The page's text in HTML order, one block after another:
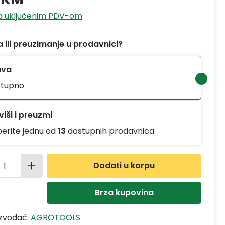
uključenim PDV-om
ili preuzimanje u prodavnici?
i preuzmi
jednu od13 dostupnih prodavnica
proizvoda: Unesite željenu
Dodati u korpu
Brza kupovina
AGROTOOLS